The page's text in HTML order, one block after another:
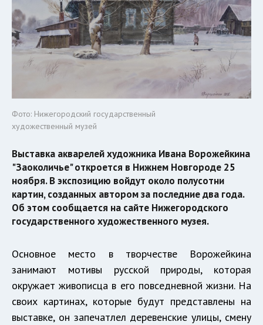
Фото: Нижегородский государственный
художественный музей
Выставка акварелей художника Ивана Ворожейкина
"Заоколичье" откроется в Нижнем Новгороде 25
ноября. В экспозицию войдут около полусотни
картин, созданных автором за последние два года.
Об этом сообщается на сайте Нижегородского
государственного художественного музея.
Основное место в творчестве Ворожейкина
занимают мотивы русской природы, которая
окружает живописца в его повседневной жизни. На
своих картинах, которые будут представлены на
выставке, он запечатлел деревенские улицы, смену